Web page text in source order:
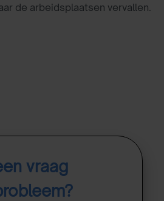
de arbeidsplaatsen vervallen.
vraag